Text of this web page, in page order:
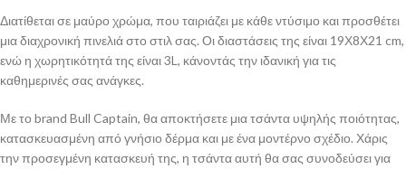
Διατίθεται σε μαύρο χρώμα, που ταιριάζει με κάθε ντύσιμο και προσθέτει
μια διαχρονική πινελιά στο στιλ σας. Οι διαστάσεις της είναι 19Χ8Χ21 cm,
ενώ η χωρητικότητά της είναι 3L, κάνοντάς την ιδανική για τις
καθημερινές σας ανάγκες.
Με το brand Bull Captain, θα αποκτήσετε μια τσάντα υψηλής ποιότητας,
κατασκευασμένη από γνήσιο δέρμα και με ένα μοντέρνο σχέδιο. Χάρις
την προσεγμένη κατασκευή της, η τσάντα αυτή θα σας συνοδεύσει για